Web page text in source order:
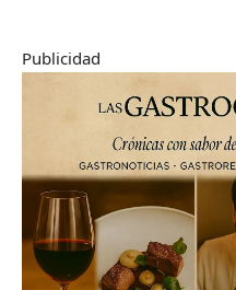
Publicidad